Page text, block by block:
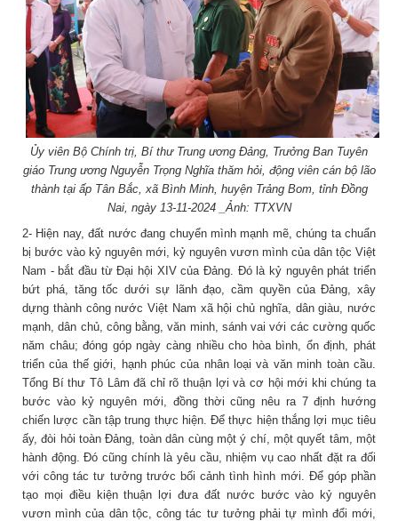
Ủy viên Bộ Chính trị, Bí thư Trung ương Đảng, Trưởng Ban Tuyên
giáo Trung ương Nguyễn Trọng Nghĩa thăm hỏi, động viên cán bộ lão
thành tại ấp Tân Bắc, xã Bình Minh, huyện Trảng Bom, tỉnh Đồng
Nai, ngày 13-11-2024 _Ảnh: TTXVN
2- Hiện nay, đất nước đang chuyển mình mạnh mẽ, chúng ta chuẩn
bị bước vào kỷ nguyên mới, kỷ nguyên vươn mình của dân tộc Việt
Nam - bắt đầu từ Đại hội XIV của Đảng. Đó là kỷ nguyên phát triển
bứt phá, tăng tốc dưới sự lãnh đạo, cầm quyền của Đảng, xây
dựng thành công nước Việt Nam xã hội chủ nghĩa, dân giàu, nước
mạnh, dân chủ, công bằng, văn minh, sánh vai với các cường quốc
năm châu; đóng góp ngày càng nhiều cho hòa bình, ổn định, phát
triển của thế giới, hạnh phúc của nhân loại và văn minh toàn cầu.
Tổng Bí thư Tô Lâm đã chỉ rõ thuận lợi và cơ hội mới khi chúng ta
bước vào kỷ nguyên mới, đồng thời cũng nêu ra 7 định hướng
chiến lược cần tập trung thực hiện. Để thực hiện thắng lợi mục tiêu
ấy, đòi hỏi toàn Đảng, toàn dân cùng một ý chí, một quyết tâm, một
hành động. Đó cũng chính là yêu cầu, nhiệm vụ cao nhất đặt ra đối
với công tác tư tưởng trước bối cảnh tình hình mới. Để góp phần
tạo mọi điều kiện thuận lợi đưa đất nước bước vào kỷ nguyên
vươn mình của dân tộc, công tác tư tưởng phải tự mình đổi mới,